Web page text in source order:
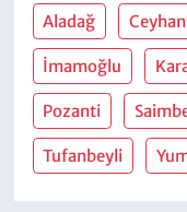
Aladağ Ceyhan
İmamoğlu
Pozanti
Tufanbeyli